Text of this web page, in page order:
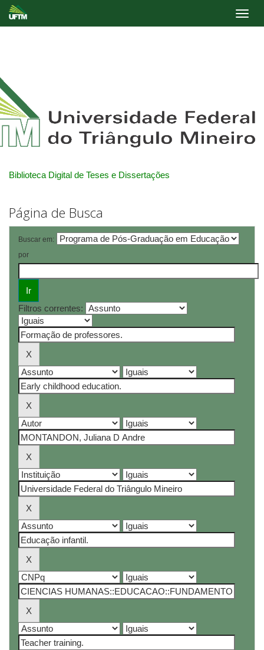
Biblioteca Digital de Teses e Dissertações
Página de Busca
Buscar em:
por
Filtros correntes: